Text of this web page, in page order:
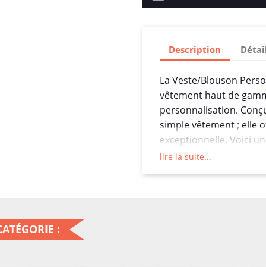
Description
La Veste/Blouson
vêtement haut de
personnalisation.
simple vêtement ; elle
exceptionnelle. Voici
distinctives de cette
1. Matériaux de
lire la suite...
: